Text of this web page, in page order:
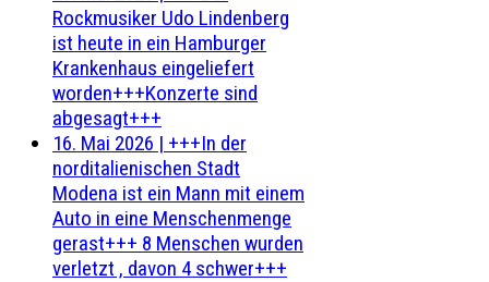
Rockmusiker Udo Lindenberg
ist heute in ein Hamburger
Krankenhaus eingeliefert
worden+++Konzerte sind
abgesagt+++
16. Mai 2026 | +++In der
norditalienischen Stadt
Modena ist ein Mann mit einem
Auto in eine Menschenmenge
gerast+++ 8 Menschen wurden
verletzt , davon 4 schwer+++